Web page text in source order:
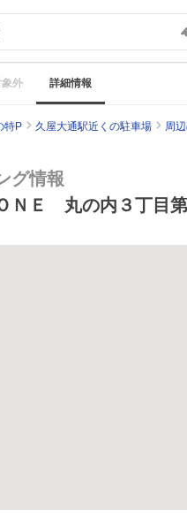
外 詳細情報
特P 久屋大通駅近くの駐車場 周
グ情報
ＮＥ 丸の内３丁目